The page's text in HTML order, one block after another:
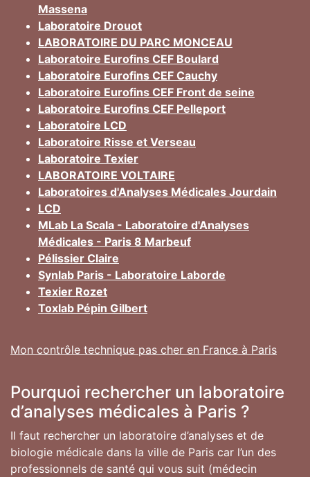
Massena
Laboratoire Drouot
LABORATOIRE DU PARC MONCEAU
Laboratoire Eurofins CEF Boulard
Laboratoire Eurofins CEF Cauchy
Laboratoire Eurofins CEF Front de seine
Laboratoire Eurofins CEF Pelleport
Laboratoire LCD
Laboratoire Risse et Verseau
Laboratoire Texier
LABORATOIRE VOLTAIRE
Laboratoires d'Analyses Médicales Jourdain
LCD
MLab La Scala - Laboratoire d'Analyses
Médicales - Paris 8 Marbeuf
Pélissier Claire
Synlab Paris - Laboratoire Laborde
Texier Rozet
Toxlab Pépin Gilbert
Mon contrôle technique pas cher en France à Paris
Pourquoi rechercher un laboratoire
d’analyses médicales à Paris ?
Il faut rechercher un laboratoire d’analyses et de
biologie médicale dans la ville de Paris car l’un des
professionnels de santé qui vous suit (médecin